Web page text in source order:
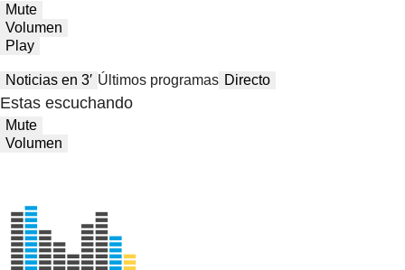
Mute
Volumen
Play
Noticias en 3′ Últimos programas Directo
Estas escuchando
Mute
Volumen